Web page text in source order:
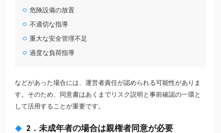
危険設備の放置
不適切な指導
重大な安全管理不足
過度な負荷指導
などがあった場合には、運営者責任が認められる可能性がありま
す。そのため、同意書はあくまでリスク説明と事前確認の一環と
して活用することが重要です。
2．未成年者の場合は親権者同意が必要